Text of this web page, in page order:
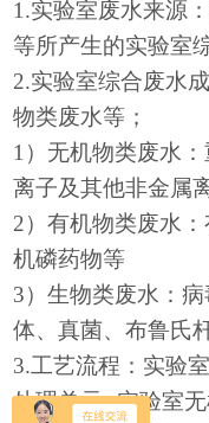
1.实验室废水来源
等所产生的实验室
2.实验室综合废水
物类废水等；
1）无机物类废水
离子及其他非金属
2）有机物类废水
机磷药物等
3）生物类废水：
体、真菌、布鲁氏
3.工艺流程：实验
处理单元--实验室